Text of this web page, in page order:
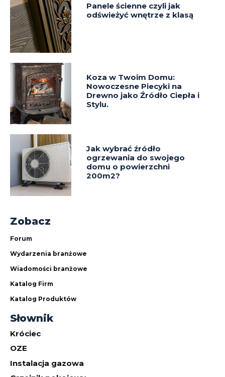
Panele ścienne czyli jak
odświeżyć wnętrze z klasą
Koza w Twoim Domu:
Nowoczesne Piecyki na
Drewno jako Źródło Ciepła i
Stylu.
Jak wybrać źródło
ogrzewania do swojego
domu o powierzchni
200m2?
Zobacz
Forum
Wydarzenia branżowe
Wiadomości branżowe
Katalog Firm
Katalog Produktów
Słownik
Króciec
OZE
Instalacja gazowa